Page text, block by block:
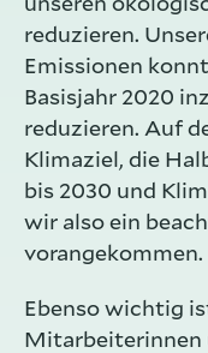
reduzieren.
Emissionen
Basisjahr 2020
reduzieren. Auf
Klimaziel, die
bis 2030 und
wir also ein
vorangekommen.
Ebenso wichtig
Mitarbeiterinnen